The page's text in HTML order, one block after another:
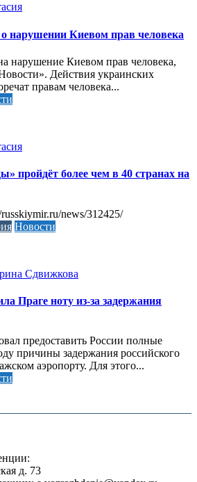
нарушении Киевом прав человека
нарушение Киевом прав человека,
Действия украинских
правам человека...
пройдёт более чем в 40 странах на
news/312425/
Новости
Сдвижкова
Праге ноту из-за задержания
предоставить России полные
причины задержания российского
аэропорту. Для этого...
д. 73